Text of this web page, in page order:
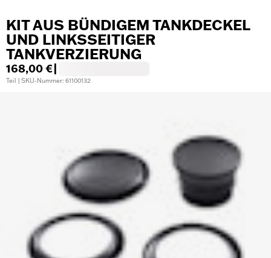
KIT AUS BÜNDIGEM TANKDECKEL
UND LINKSSEITIGER
TANKVERZIERUNG
168,00 €
Teil | SKU-Nummer: 61100132